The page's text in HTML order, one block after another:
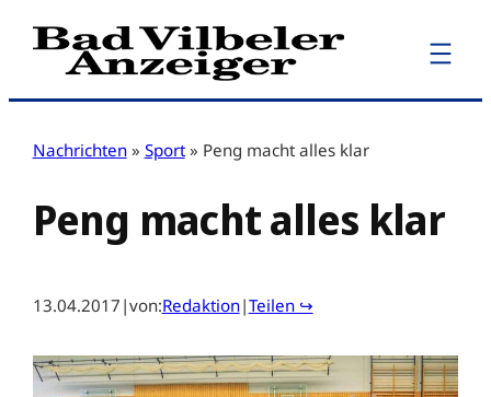
Zum
Inhalt
Nachrichten » Sport » Peng macht alles klar
Peng macht alles klar
13.04.2017 |von:Redaktion|Teilen ↪